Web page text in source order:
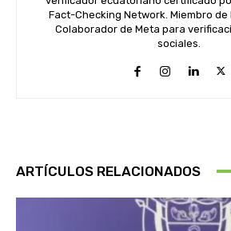
Fact-Checking Network. Miembro de
Colaborador de Meta para
sociales.
ARTÍCULOS RELACIONADOS